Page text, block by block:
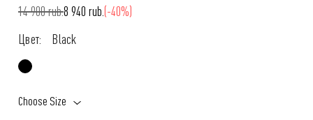
14 900 rub.8 940 rub.(-40%)
Цвет:
Black
Choose Size